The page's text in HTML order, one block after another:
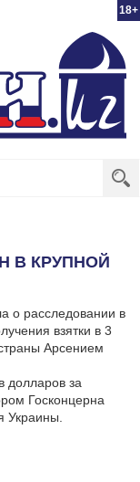
18+
В КРУПНОЙ
о расследовании в
взятки в 3
Арсением
долларов за
Госконцерна
Украины.